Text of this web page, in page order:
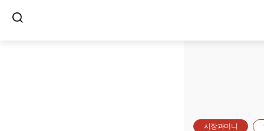
시장과머니